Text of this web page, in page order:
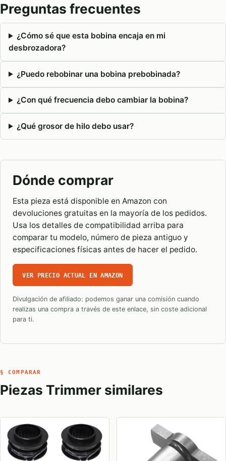
Preguntas frecuentes
¿Cómo sé que esta bobina encaja en mi
desbrozadora?
¿Puedo rebobinar una bobina prebobinada?
¿Con qué frecuencia debo cambiar la bobina?
¿Qué grosor de hilo debo usar?
Dónde comprar
Esta pieza está disponible en Amazon con
devoluciones gratuitas en la mayoría de los pedidos.
Usa los detalles de compatibilidad arriba para
comparar tu modelo, número de pieza antiguo y
especificaciones físicas antes de hacer el pedido.
VER PRECIO ACTUAL EN AMAZON
Divulgación de afiliado: podemos ganar una comisión cuando
realizas una compra a través de este enlace, sin coste adicional
para ti.
§ COMPARAR
Piezas Trimmer similares